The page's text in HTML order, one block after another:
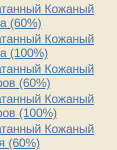
Кожаный
(60%)
Кожаный
(100%)
Кожаный
(60%)
Кожаный
(100%)
Кожаный
(60%)